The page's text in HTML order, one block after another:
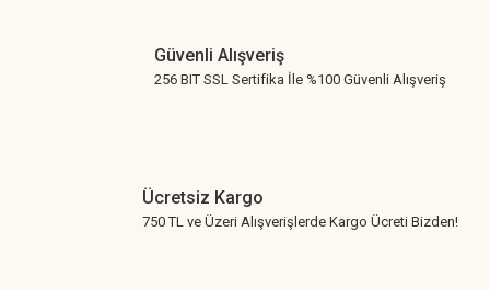
Güvenli Alışveriş
256 BIT SSL Sertifika İle %100 Güvenli Alışveriş
Ücretsiz Kargo
750 TL ve Üzeri Alışverişlerde Kargo Ücreti Bizden!